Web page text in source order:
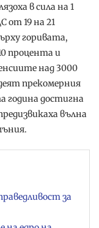
в сила на 1
от 19 на 21
горивата,
процента и
над 3000
прекомерния
достигна
вълна
за